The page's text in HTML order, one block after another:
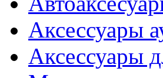
Аксессуары
Аксессуары